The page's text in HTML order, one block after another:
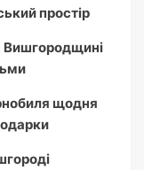
простір
Вишгородщині
щодня